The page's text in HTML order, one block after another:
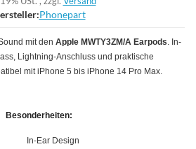
Phonepart
mit den Apple MWTY3ZM/A Earpods . In-
Lightning-Anschluss und praktische
mit iPhone 5 bis iPhone 14 Pro Max.
Besonderheiten:
In-Ear Design